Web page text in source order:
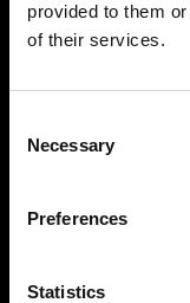
provided to them
of their services.
Selection
Necessary
Preferences
Statistics
Prodotti
Porte finestre
Persiane